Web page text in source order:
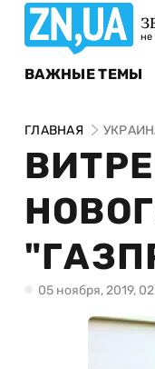
не
ВАЖНЫЕ ТЕМЫ
ГЛАВНАЯ
05 ноября, 2019,